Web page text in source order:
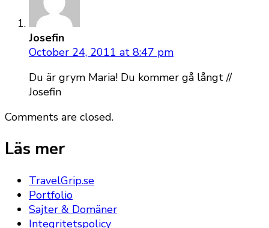
Josefin
October 24, 2011 at 8:47 pm
Du är grym Maria! Du kommer gå långt //
Josefin
Comments are closed.
Läs mer
TravelGrip.se
Portfolio
Sajter & Domäner
Integritetspolicy